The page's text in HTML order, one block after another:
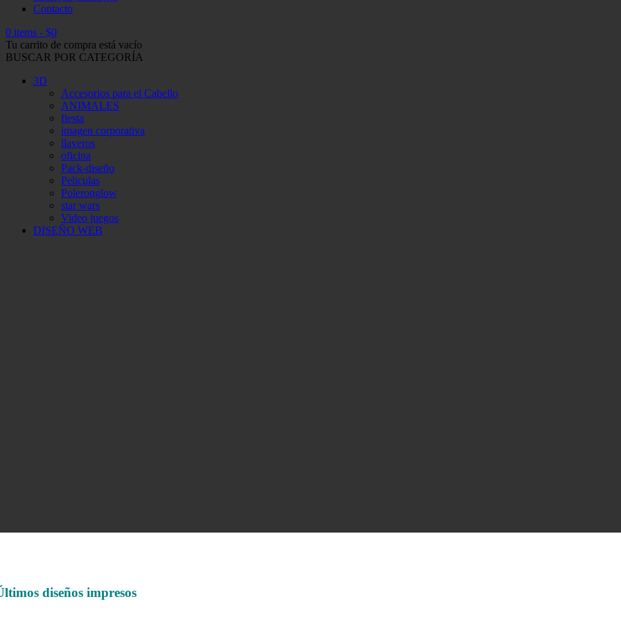
Contacto
0 items - $0
Tu carrito de compra está vacío
BUSCAR POR CATEGORÍA
3D
Accesorios para el Cabello
ANIMALES
fiesta
imagen corporativa
llaveros
oficina
Pack-diseño
Peliculas
Poleronglow
star wars
Video juegos
DISEÑO WEB
diseños impresos